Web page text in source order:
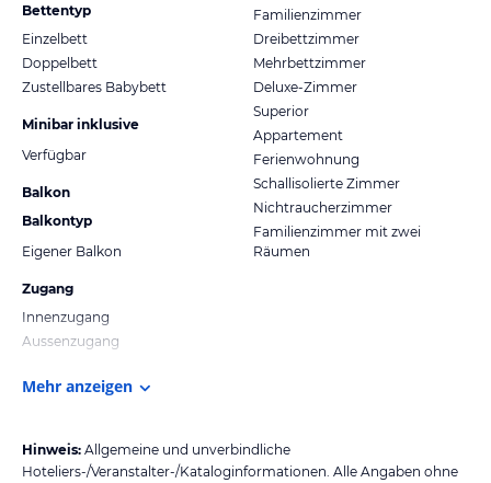
Bettentyp
Einzelbett
Doppelbett
Zustellbares Babybett
Minibar inklusive
Verfügbar
Balkon
Balkontyp
Eigener Balkon
Zugang
Innenzugang
Aussenzugang
Familienzimmer
Dreibettzimmer
Mehrbettzimmer
Deluxe-Zimmer
Superior
Appartement
Ferienwohnung
Schallisolierte Zimmer
Nichtraucherzimmer
Familienzimmer mit zwei
Räumen
Mehr anzeigen
Hinweis: Allgemeine und unverbindliche
Hoteliers-/Veranstalter-/Kataloginformationen. Alle Angaben ohne